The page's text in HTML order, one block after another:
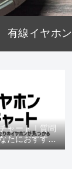
有線イヤホン
ャート｜質問
たにおすすめ
かる